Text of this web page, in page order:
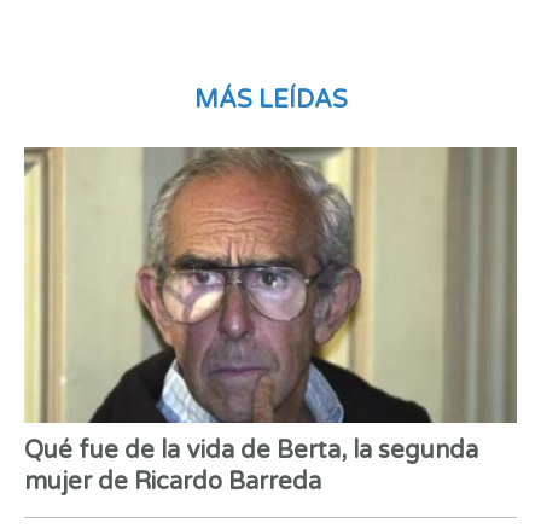
MÁS LEÍDAS
Qué fue de la vida de Berta, la segunda
mujer de Ricardo Barreda